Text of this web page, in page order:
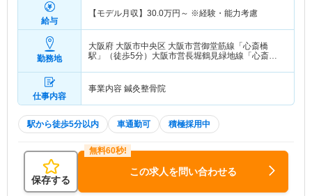
給与
【モデル月収】 30.0万円～ ※経験・能力考慮
勤務地
大阪府 大阪市中央区 大阪市営御堂筋線「心斎橋
駅」（徒歩5分）大阪市営長堀鶴見緑地線「心斎橋
仕事内容
事業内容 鍼灸整骨院
駅から徒歩5分以内 車通勤可 積極採用中
保存する
この求人を問い合わせる